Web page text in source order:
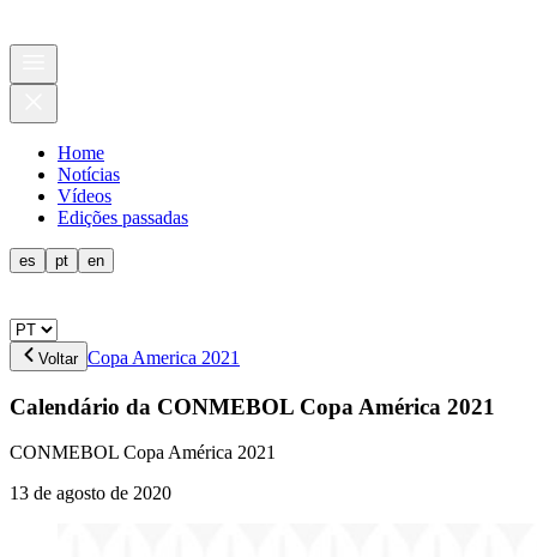
Home
Notícias
Vídeos
Edições passadas
es pt en
Voltar Copa America 2021
Calendário da CONMEBOL Copa América 2021
CONMEBOL Copa América 2021
13 de agosto de 2020